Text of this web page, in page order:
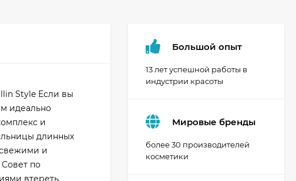
Style Если вы
идеально
и
длинных
и
по
втереть.
Большой опыт
13 лет успешной работы в
индустрии красоты
Мировые бренды
более 30 производителей
косметики